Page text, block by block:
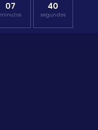
07
minutos
39
segundos